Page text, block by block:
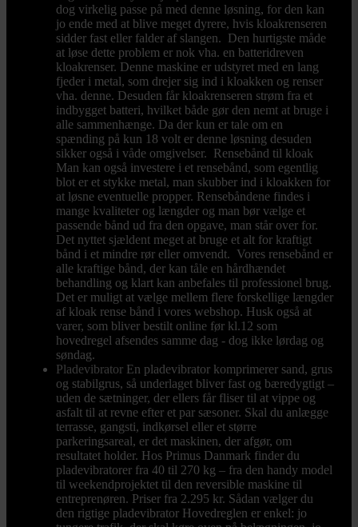
dog virkelig passe på med denne løsning, for den kan
jo ende med at blive meget dyrere, hvis kloakrenseren
sidder fast eller falder af slangen. Den hurtigste måde
at løse dette problem er nok vha. en batteridreven
kloakrenser. Denne maskine er udstyret med en lang
fjeder i metal, som drejer sig ind i kloakken og renser
vha. denne. Desuden får kloakrenseren strøm fra et
indbygget batteri, hvilket både gør den nemt at bruge i
alle sammenhænge. Da der kun er tale om en
spænding på kun 18 volt er denne løsning desuden
sikker også i våde omgivelser. Rensebånd til kloak
Man kan også investere i et rensebånd, som egentlig
blot er et stykke metal, man skubber ind i kloakken for
at løsne eventuelle propper. Rensebåndene findes i
mange kvaliteter og længder og man bør vælge et
passende bånd ud fra den opgave, man står over for.
Det nyttet sjældent meget at bruge et alt for kraftigt
bånd i et mindre rør eller omvendt. Vores rensebånd er
alle kraftige bånd, der kan tåle en hårdhændet
behandling og klart kan anbefales til professionel brug.
Det er muligt at vælge mellem flere forskellige længder
af kloak rense bånd i vores webshop. Husk også at
varer, som bliver bestilt online før kl.12 som
hovedregel afsendes samme dag - dog ikke lørdag og
søndag.
Pladevibrator En pladevibrator komprimerer sand, grus
og stabilgrus, så underlaget bliver fast og bæredygtigt –
uden de sætninger, der ellers får fliser til at vippe og
asfalt til at revne efter et par sæsoner. Skal du anlægge
terrasse, gangsti, indkørsel eller et større
parkeringsareal, er det maskinen, der afgør, om
resultatet holder. Hos Primus Danmark finder du
pladevibratorer fra 40 til 270 kg – fra den handy model
til weekendprojektet til den reversible maskine til
entreprenøren. Priser fra 2.295 kr. Sådan vælger du
den rigtige pladevibrator Hovedreglen er enkel: jo